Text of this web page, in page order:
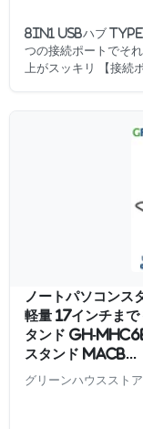
8in1 USBハブ
つの接続ポートでそ
上がスッキリ 【接続
ノートパソコンス
軽量 17インチま
タンド GH-
スタンド MacB...
グリーンハウススト